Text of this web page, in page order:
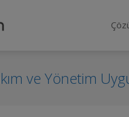
ve Yönetim